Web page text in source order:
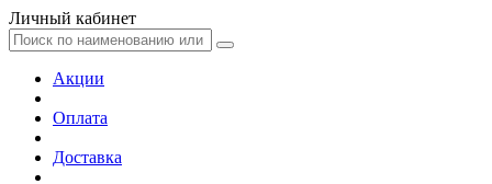
Личный кабинет
Акции
Оплата
Доставка